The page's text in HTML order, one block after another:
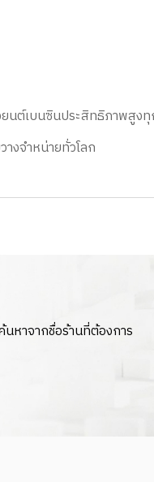
ยนต์เบนซินประสิทธิภาพสูง
งจำหน่ายทั่วโลก
หาจากชื่อร้านที่ต้องการ